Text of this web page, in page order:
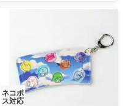
ネコポ
ス対応